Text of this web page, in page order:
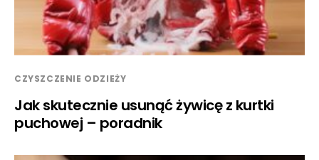
CZYSZCZENIE ODZIEŻY
Jak skutecznie usunąć żywicę z kurtki
puchowej – poradnik